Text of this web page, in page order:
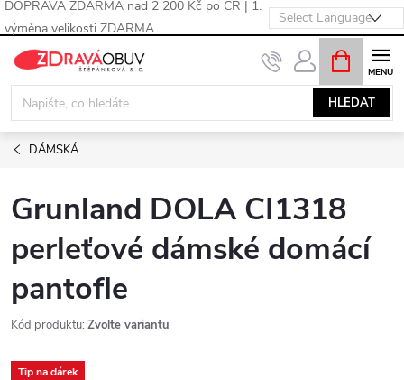
DOPRAVA ZDARMA nad 2 200 Kč po ČR | 1.
výměna velikosti ZDARMA
Přejít
obsah
HLEDAT
NÁKUPNÍ
KOŠÍK
DÁMSKÁ
Grunland DOLA CI1318
perleťové dámské domácí
pantofle
Kód produktu: Zvolte variantu
Tip na dárek